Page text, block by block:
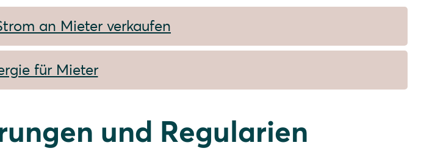
an Mieter verkaufen
für Mieter
und Regularien